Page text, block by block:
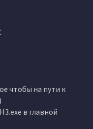
чтобы на пути к
в главной